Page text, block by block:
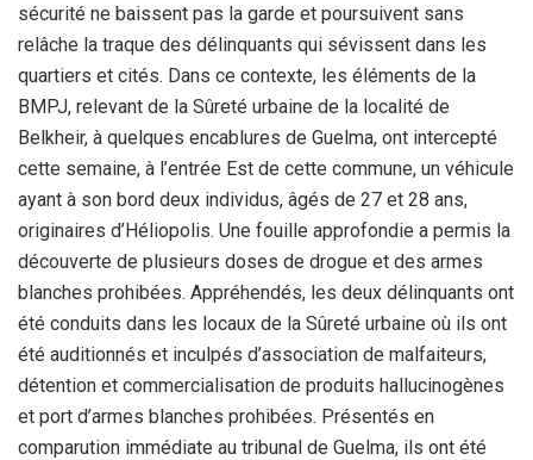
sécurité ne baissent pas la garde et poursuivent sans
relâche la traque des délinquants qui sévissent dans les
quartiers et cités. Dans ce contexte, les éléments de la
BMPJ, relevant de la Sûreté urbaine de la localité de
Belkheir, à quelques encablures de Guelma, ont intercepté
cette semaine, à l’entrée Est de cette commune, un véhicule
ayant à son bord deux individus, âgés de 27 et 28 ans,
originaires d’Héliopolis. Une fouille approfondie a permis la
découverte de plusieurs doses de drogue et des armes
blanches prohibées. Appréhendés, les deux délinquants ont
été conduits dans les locaux de la Sûreté urbaine où ils ont
été auditionnés et inculpés d’association de malfaiteurs,
détention et commercialisation de produits hallucinogènes
et port d’armes blanches prohibées. Présentés en
comparution immédiate au tribunal de Guelma, ils ont été